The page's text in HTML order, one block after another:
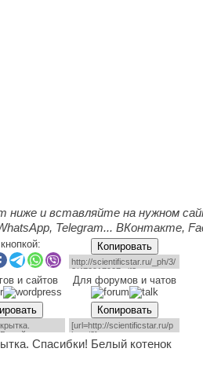
ниже и вставляйте на нужном
Telegram... ВКонтакте,
Копировать
и сайтов Для форумов и чатов
Копировать